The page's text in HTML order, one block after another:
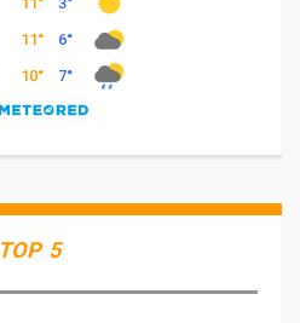
TOP 5